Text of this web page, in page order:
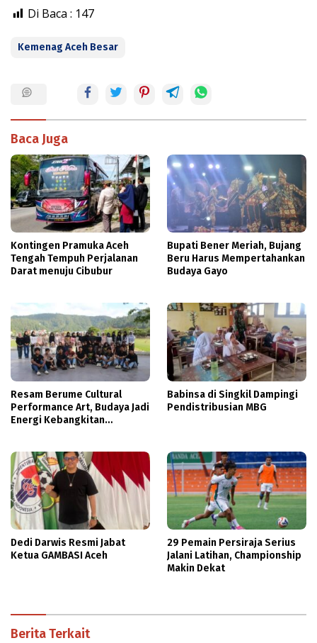
Di Baca : 147
Kemenag Aceh Besar
Baca Juga
Kontingen Pramuka Aceh
Tengah Tempuh Perjalanan
Darat menuju Cibubur
Bupati Bener Meriah, Bujang
Beru Harus Mempertahankan
Budaya Gayo
Resam Berume Cultural
Performance Art, Budaya Jadi
Energi Kebangkitan
Babinsa di Singkil Dampingi
Pendistribusian MBG
Dedi Darwis Resmi Jabat
Ketua GAMBASI Aceh
29 Pemain Persiraja Serius
Jalani Latihan, Championship
Makin Dekat
Berita Terkait